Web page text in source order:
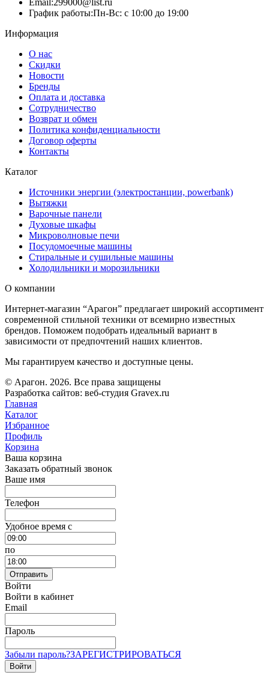
График работы:Пн-Вс: с 10:00 до 19:00
Информация
О нас
Скидки
Новости
Бренды
Оплата и доставка
Сотрудничество
Возврат и обмен
Политика конфиденциальности
Договор оферты
Контакты
Каталог
Источники энергии (электростанции, powerbank)
Вытяжки
Варочные панели
Духовые шкафы
Микроволновые печи
Посудомоечные машины
Стиральные и сушильные машины
Холодильники и морозильники
О компании
Интернет-магазин “Арагон” предлагает широкий ассортимент
современной стильной техники от всемирно известных
брендов. Поможем подобрать идеальный вариант в
зависимости от предпочтений наших клиентов.
Мы гарантируем качество и доступные цены.
© Арагон. 2026. Все права защищены
Разработка сайтов: веб-студия Gravex.ru
Главная
Каталог
Избранное
Профиль
Корзина
Ваша корзина
Заказать обратный звонок
Ваше имя
Телефон
Удобное время c
по
Отправить
Войти
Войти в кабинет
Email
Пароль
Забыли пароль?ЗАРЕГИСТРИРОВАТЬСЯ
Войти